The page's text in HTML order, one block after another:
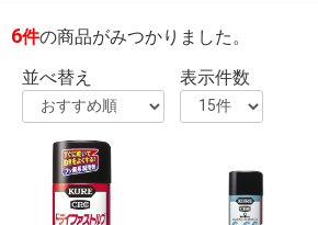
6件の商品がみつかりました。
並べ替え
表示件数